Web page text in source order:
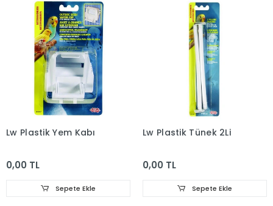
Lw Plastik Yem Kabı
0,00 TL
Sepete Ekle
Lw Plastik Tünek 2Li
0,00 TL
Sepete Ekle